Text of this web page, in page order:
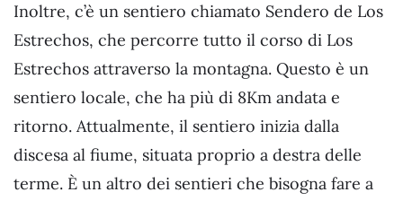
Inoltre, c’è un sentiero chiamato Sendero de Los
Estrechos, che percorre tutto il corso di Los
Estrechos attraverso la montagna. Questo è un
sentiero locale, che ha più di 8Km andata e
ritorno. Attualmente, il sentiero inizia dalla
discesa al fiume, situata proprio a destra delle
terme. È un altro dei sentieri che bisogna fare a